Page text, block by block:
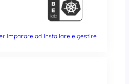
imparare ad installare e gestire